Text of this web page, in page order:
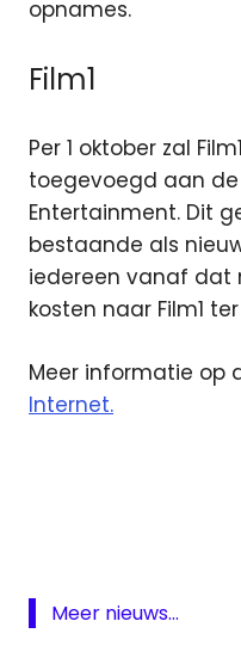
opnames.
Film1
Per 1 oktober zal
toegevoegd aan
Entertainment. Dit
bestaande als
iedereen vanaf dat
kosten naar Film1
Meer informatie op
Internet.
Meer nieuws...